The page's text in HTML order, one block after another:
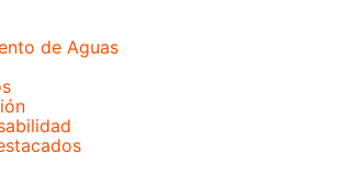
de Aguas